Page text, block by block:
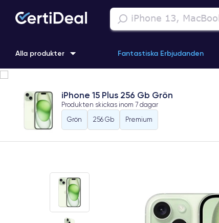
Alla produkter Fantastiska Erbjudanden
iPhone 11 Pro iPhone 15 Pro
iPhone 15 Plus 256 Gb Grön
Produkten skickas inom 7 dagar
Grön
256 Gb Premium